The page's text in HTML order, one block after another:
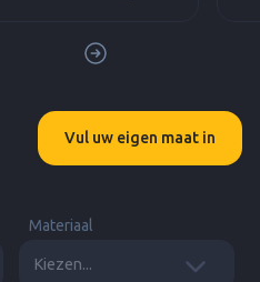
Vul uw eigen maat in
Materiaal